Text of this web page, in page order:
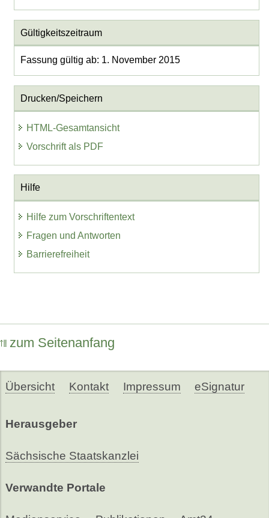
Gültigkeitszeitraum
Fassung gültig ab: 1. November 2015
Drucken/Speichern
HTML-Gesamtansicht
Vorschrift als PDF
Hilfe
Hilfe zum Vorschriftentext
Fragen und Antworten
Barrierefreiheit
zum Seitenanfang
Übersicht Kontakt Impressum eSignatur
Herausgeber
Sächsische Staatskanzlei
Verwandte Portale